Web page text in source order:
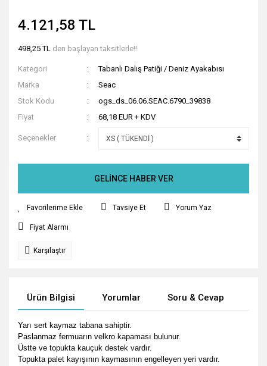
4.121,58 TL
498,25 TL den başlayan taksitlerle!!
Kategori
Tabanlı Dalış Patiği / Deniz Ayakabısı
Marka
Seac
Stok Kodu
ogs_ds_06.06.SEAC.6790_39838
Fiyat
68,18 EUR + KDV
Seçenekler
GELİNCE HABER VER
Tavsiye Et Yorum Yaz
Fiyat Alarmı
Karşılaştır
Ürün Bilgisi Yorumlar Soru & Cevap
Yarı sert kaymaz tabana sahiptir.
Paslanmaz fermuarın velkro kapaması bulunur.
Üstte ve topukta kauçuk destek vardır.
Topukta palet kayışının kaymasının engelleyen yeri vardır.